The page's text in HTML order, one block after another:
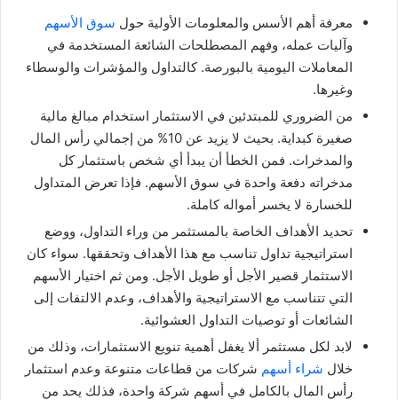
معرفة أهم الأسس والمعلومات الأولية حول سوق الأسهم
وآليات عمله، وفهم المصطلحات الشائعة المستخدمة في
المعاملات اليومية بالبورصة. كالتداول والمؤشرات والوسطاء
وغيرها.
من الضروري للمبتدئين في الاستثمار استخدام مبالغ مالية
صغيرة كبداية. بحيث لا يزيد عن 10% من إجمالي رأس المال
والمدخرات. فمن الخطأ أن يبدأ أي شخص باستثمار كل
مدخراته دفعة واحدة في سوق الأسهم. فإذا تعرض المتداول
للخسارة لا يخسر أمواله كاملة.
تحديد الأهداف الخاصة بالمستثمر من وراء التداول، ووضع
استراتيجية تداول تناسب مع هذا الأهداف وتحققها. سواء كان
الاستثمار قصير الأجل أو طويل الأجل. ومن ثم اختيار الأسهم
التي تتناسب مع الاستراتيجية والأهداف، وعدم الالتفات إلى
الشائعات أو توصيات التداول العشوائية.
لابد لكل مستثمر ألا يغفل أهمية تنويع الاستثمارات، وذلك من
خلال شراء أسهم شركات من قطاعات متنوعة وعدم استثمار
رأس المال بالكامل في أسهم شركة واحدة، فذلك يحد من